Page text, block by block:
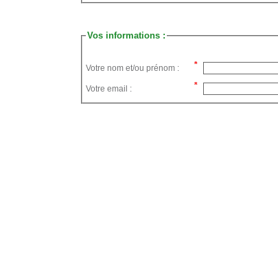
Vos informations :
Votre nom et/ou prénom :
Votre email :